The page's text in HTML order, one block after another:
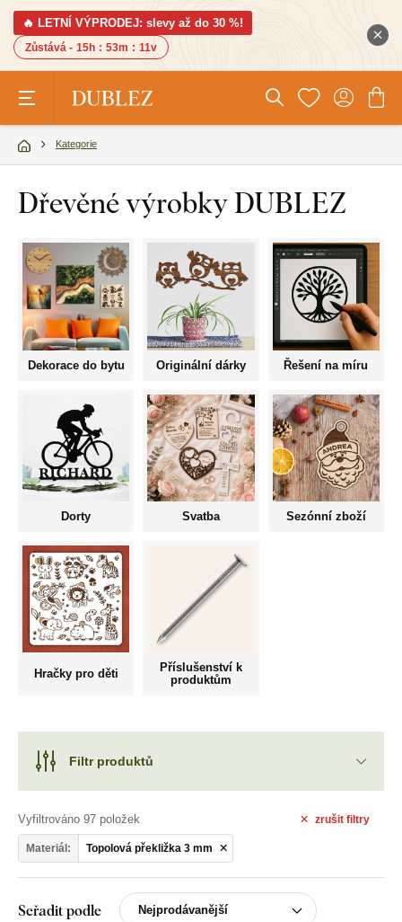
🔥 LETNÍ VÝPRODEJ: slevy až do 30 %!
Zůstává - 15h : 53m : 10v
Kategorie
Dřevěné výrobky DUBLEZ
Dekorace do bytu Originální dárky Řešení na míru
Dorty Svatba Sezónní zboží
Hračky pro děti
Příslušenství k
produktům
Filtr produktů
zrušit filtry
Vyfiltrováno 97 položek
Materiál: Topolová překližka 3 mm
Seřadit podle